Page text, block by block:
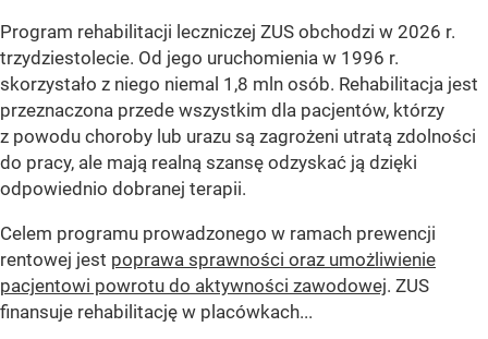
Program rehabilitacji leczniczej ZUS obchodzi w 2026 r.
trzydziestolecie. Od jego uruchomienia w 1996 r.
skorzystało z niego niemal 1,8 mln osób. Rehabilitacja jest
przeznaczona przede wszystkim dla pacjentów, którzy
z powodu choroby lub urazu są zagrożeni utratą zdolności
do pracy, ale mają realną szansę odzyskać ją dzięki
odpowiednio dobranej terapii.
Celem programu prowadzonego w ramach prewencji
rentowej jest poprawa sprawności oraz umożliwienie
pacjentowi powrotu do aktywności zawodowej. ZUS
finansuje rehabilitację w placówkach...